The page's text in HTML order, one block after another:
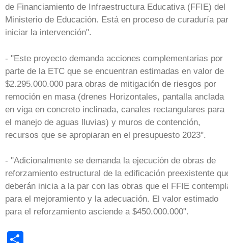
de Financiamiento de Infraestructura Educativa (FFIE) del
Ministerio de Educación. Está en proceso de curaduría
iniciar la intervención".
- "Este proyecto demanda acciones complementarias por
parte de la ETC que se encuentran estimadas en valor de
$2.295.000.000 para obras de mitigación de riesgos por
remoción en masa (drenes Horizontales, pantalla anclada
en viga en concreto inclinada, canales rectangulares para
el manejo de aguas lluvias) y muros de contención,
recursos que se apropiaran en el presupuesto 2023".
- "Adicionalmente se demanda la ejecución de obras de
reforzamiento estructural de la edificación preexistente
deberán inicia a la par con las obras que el FFIE
para el mejoramiento y la adecuación. El valor estimado
para el reforzamiento asciende a $450.000.000".